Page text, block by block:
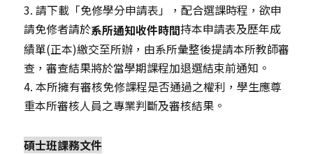
3. 請下載「免修學分申請表」，配合選課時程，欲申
請免修者請於系所通知收件時間持本申請表及歷年成
績單(正本)繳交至所辦，由系所彙整後提請本所教師審
查，審查結果將於當學期課程加退選結束前通知。
4. 本所擁有審核免修課程是否通過之權利，學生應尊
重本所審核人員之專業判斷及審核結果。
碩士班課務文件